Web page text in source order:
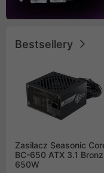
Bestsellery
Zasilacz Seasonic
BC-650 ATX 3.1
650W